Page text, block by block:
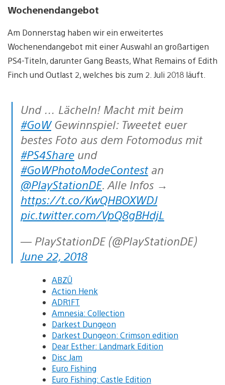
Wochenendangebot
Am Donnerstag haben wir ein erweitertes
Wochenendangebot mit einer Auswahl an großartigen
PS4-Titeln, darunter Gang Beasts, What Remains of Edith
Finch und Outlast 2, welches bis zum 2. Juli 2018 läuft.
Und … Lächeln! Macht mit beim
#GoWGewinnspiel: Tweetet euer
bestes Foto aus dem Fotomodus mit
#PS4Share und
#GoWPhotoModeContestan
@PlayStationDE. Alle Infos →
https://t.co/KwQHBOXWDJ
pic.twitter.com/VpQ8gBHdjL
— PlayStationDE (@PlayStationDE)
June 22, 2018
ABZÛ
Action Henk
ADR1FT
Amnesia: Collection
Darkest Dungeon
Darkest Dungeon: Crimson edition
Dear Esther: Landmark Edition
Disc Jam
Euro Fishing
Euro Fishing: Castle Edition